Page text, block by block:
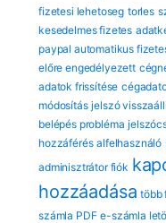
fizetesi lehetoseg torles
kesedelmes fizetes
paypal automatikus
előre engedélyezett
adatok frissítése
módosítás jelszó
belépés probléma
hozzáférés alfelhasználó
adminisztrátor fiók
hozzáadása több
számla PDF e-számla